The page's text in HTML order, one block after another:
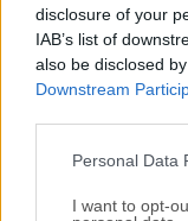
disclosure of your
IAB’s list of
also be disclosed
Downstream
Personal Data
I want to opt-
Nos encantaría
Si tienes alguna